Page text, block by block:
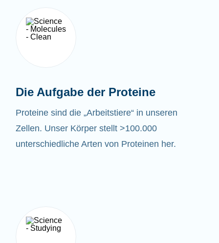
Die Aufgabe der Proteine
Proteine sind die „Arbeitstiere“ in unseren
Zellen. Unser Körper stellt >100.000
unterschiedliche Arten von Proteinen her.